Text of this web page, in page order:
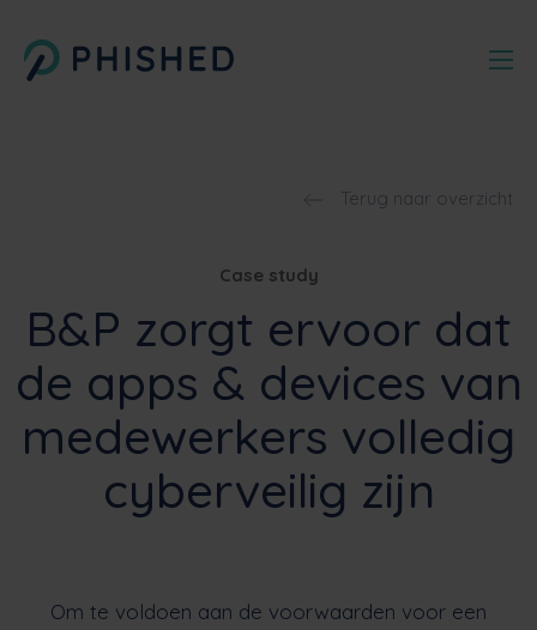
Terug naar overzicht
Case study
B&P zorgt ervoor dat
de apps & devices van
medewerkers volledig
cyberveilig zijn
Om te voldoen aan de voorwaarden voor een